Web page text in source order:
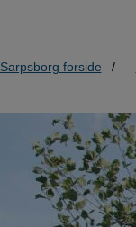
Sarpsborg forside